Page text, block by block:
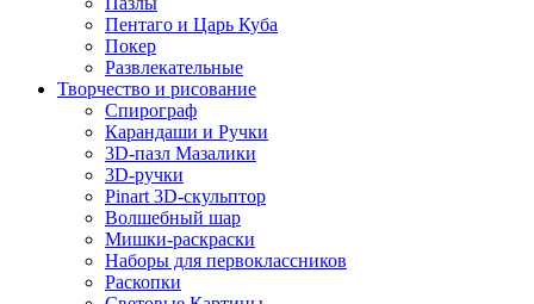
Пентаго и Царь Куба
Покер
Развлекательные
Творчество и рисование
Спирограф
Карандаши и Ручки
3D-пазл Мазалики
3D-ручки
Pinart 3D-скульптор
Волшебный шар
Мишки-раскраски
Наборы для первоклассников
Раскопки